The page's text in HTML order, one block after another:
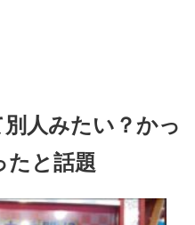
人みたい？かっ
たと話題